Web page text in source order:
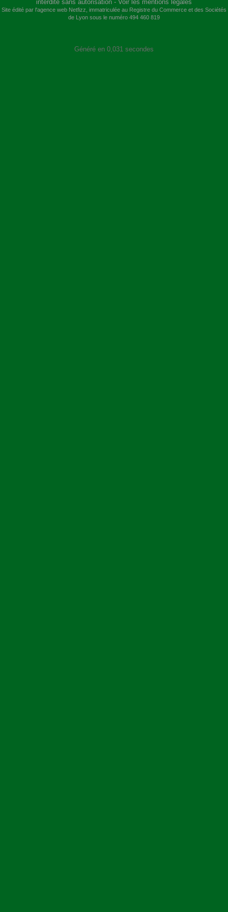
interdite sans autorisation - Voir les mentions légales
Site édité par l'agence web Netfizz , immatriculée au Registre du Commerce et des Sociétés
de Lyon sous le numéro 494 460 819
Généré en 0,031 secondes